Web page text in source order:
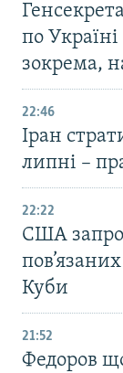
по
зокрема,
22:46
Іран
липні –
22:22
США
Куби
21:52
Федоров